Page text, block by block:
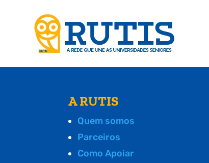
A RUTIS
Quem somos
Parceiros
Como Apoiar